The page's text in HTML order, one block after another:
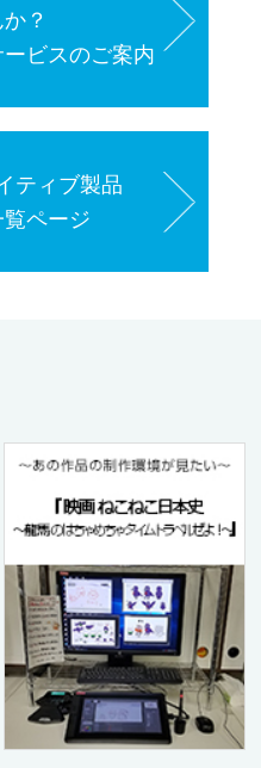
？
ビスのご案内
ティブ製品
ページ